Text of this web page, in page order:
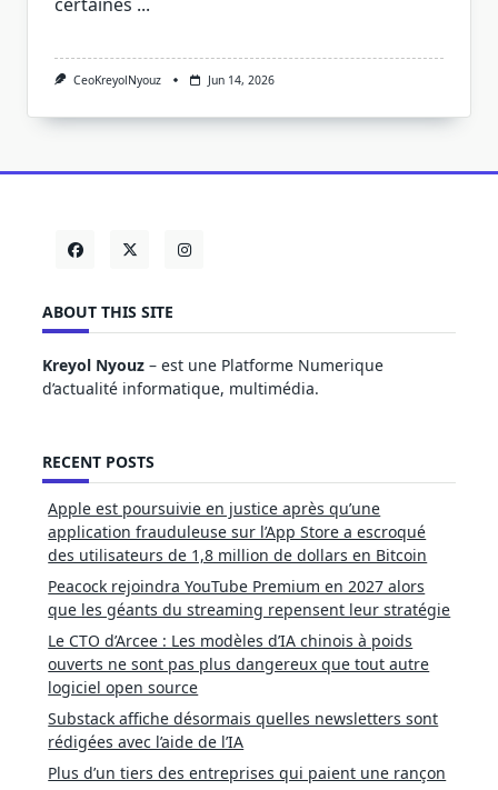
CeoKreyolNyouz Jun 14, 2026
ABOUT THIS SITE
Kreyol Nyouz – est une Platforme Numerique
d’actualité informatique, multimédia.
RECENT POSTS
Apple est poursuivie en justice après qu’une
application frauduleuse sur l’App Store a escroqué
des utilisateurs de 1,8 million de dollars en Bitcoin
Peacock rejoindra YouTube Premium en 2027 alors
que les géants du streaming repensent leur stratégie
Le CTO d’Arcee : Les modèles d’IA chinois à poids
ouverts ne sont pas plus dangereux que tout autre
logiciel open source
Substack affiche désormais quelles newsletters sont
rédigées avec l’aide de l’IA
Plus d’un tiers des entreprises qui paient une rançon